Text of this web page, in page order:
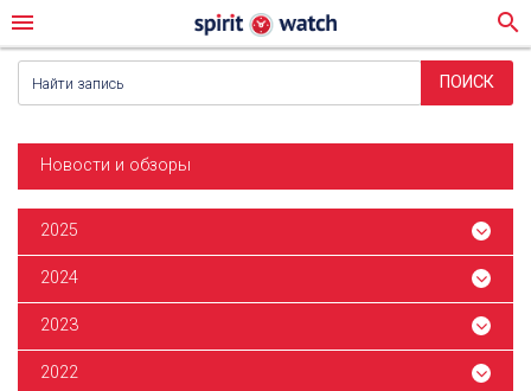
menu search
Новости и обзоры
2025
2024
2023
2022